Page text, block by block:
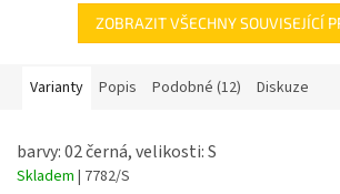
ZOBRAZIT VŠECHNY SOUVISEJÍCÍ
Varianty Popis Podobné (12) Diskuze
barvy: 02 černá, velikosti: S
Skladem | 7782/S